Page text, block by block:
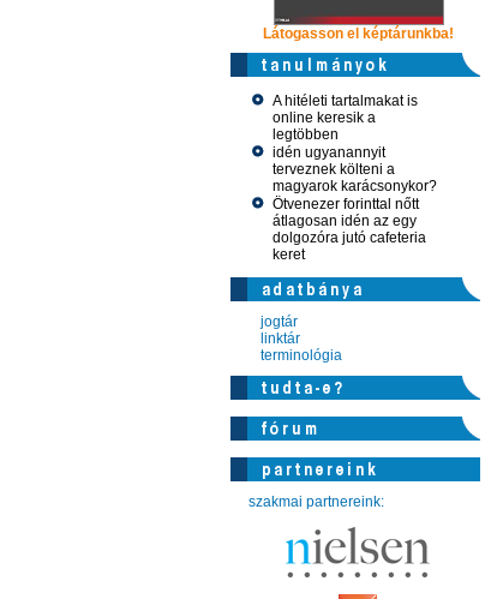
Látogasson el képtárunkba!
A hitéleti tartalmakat is
online keresik a
legtöbben
idén ugyanannyit
terveznek költeni a
magyarok karácsonykor?
Ötvenezer forinttal nőtt
átlagosan idén az egy
dolgozóra jutó cafeteria
keret
jogtár
linktár
terminológia
szakmai partnereink: